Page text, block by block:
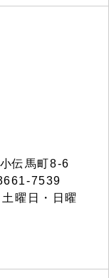
伝馬町8-6
7539
曜日・日曜